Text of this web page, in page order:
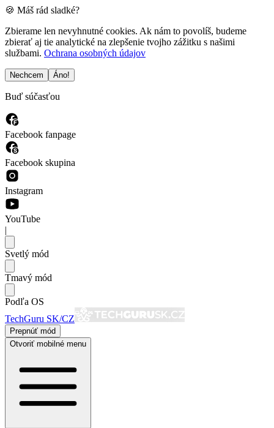
🍪 Máš rád sladké?
Zbierame len nevyhnutné cookies. Ak nám to povolíš, budeme
zbierať aj tie analytické na zlepšenie tvojho zážitku s našimi
službami. Ochrana osobných údajov
Nechcem Áno!
Buď súčasťou
Facebook fanpage
Facebook skupina
Instagram
YouTube
|
Svetlý mód
Tmavý mód
Podľa OS
TechGuru SK/CZ
Prepnúť mód
Otvoriť mobilné menu